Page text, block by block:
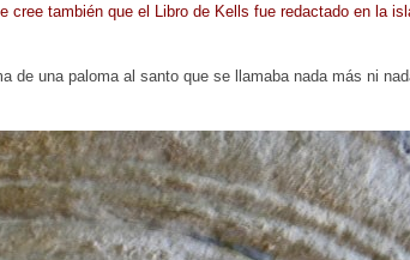
cree también que el Libro de Kells fue redactado en la
de una paloma al santo que se llamaba nada más ni